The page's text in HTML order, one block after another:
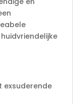
exsuderende